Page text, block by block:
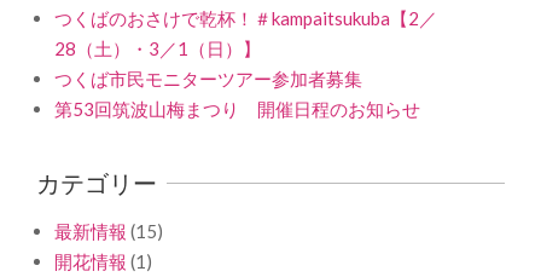
つくばのおさけで乾杯！＃kampaitsukuba【2／
28（土）・3／1（日）】
つくば市民モニターツアー参加者募集
第53回筑波山梅まつり 開催日程のお知らせ
カテゴリー
最新情報 (15)
開花情報 (1)